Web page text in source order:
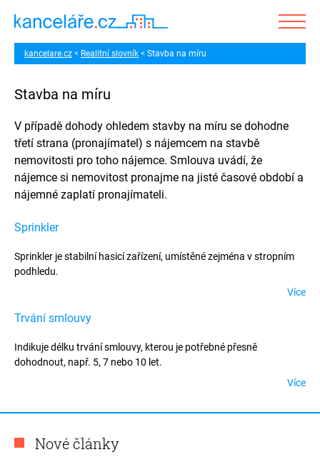
kancelare.cz Realitní slovník Stavba na míru
Stavba na míru
V případě dohody ohledem stavby na míru se dohodne
třetí strana (pronajímatel) s nájemcem na stavbě
nemovitosti pro toho nájemce. Smlouva uvádí, že
nájemce si nemovitost pronajme na jisté časové období a
nájemné zaplatí pronajímateli.
Sprinkler
Sprinkler je stabilní hasicí zařízení, umístěné zejména v stropním
podhledu.
Více
Trvání smlouvy
Indikuje délku trvání smlouvy, kterou je potřebné přesně
dohodnout, např. 5, 7 nebo 10 let.
Více
Nové články